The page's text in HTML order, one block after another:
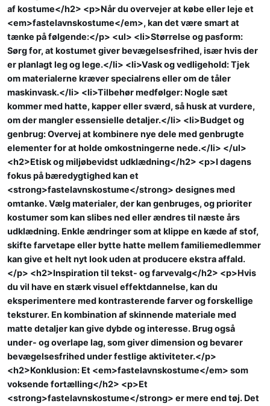
af kostume</h2> <p>Når du overvejer at købe eller leje et
<em>fastelavnskostume</em>, kan det være smart at
tænke på følgende:</p> <ul> <li>Størrelse og pasform:
Sørg for, at kostumet giver bevægelsesfrihed, især hvis der
er planlagt leg og lege.</li> <li>Vask og vedligehold: Tjek
om materialerne kræver specialrens eller om de tåler
maskinvask.</li> <li>Tilbehør medfølger: Nogle sæt
kommer med hatte, kapper eller sværd, så husk at vurdere,
om der mangler essensielle detaljer.</li> <li>Budget og
genbrug: Overvej at kombinere nye dele med genbrugte
elementer for at holde omkostningerne nede.</li> </ul>
<h2>Etisk og miljøbevidst udklædning</h2> <p>I dagens
fokus på bæredygtighed kan et
<strong>fastelavnskostume</strong> designes med
omtanke. Vælg materialer, der kan genbruges, og prioriter
kostumer som kan slibes ned eller ændres til næste års
udklædning. Enkle ændringer som at klippe en kæde af stof,
skifte farvetape eller bytte hatte mellem familiemedlemmer
kan give et helt nyt look uden at producere ekstra affald.
</p> <h2>Inspiration til tekst- og farvevalg</h2> <p>Hvis
du vil have en stærk visuel effektdannelse, kan du
eksperimentere med kontrasterende farver og forskellige
teksturer. En kombination af skinnende materiale med
matte detaljer kan give dybde og interesse. Brug også
under- og overlape lag, som giver dimension og bevarer
bevægelsesfrihed under festlige aktiviteter.</p>
<h2>Konklusion: Et <em>fastelavnskostume</em> som
voksende fortælling</h2> <p>Et
<strong>fastelavnskostume</strong> er mere end tøj. Det